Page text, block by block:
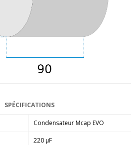
SPÉCIFICATIONS
Condensateur Mcap EVO
220 µF